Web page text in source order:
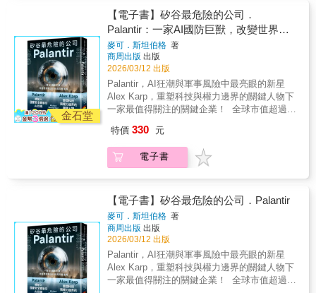
的基本判讀能力。同時在碎片化的娛樂世界
中，重新思考時間如何分配、錢要花在哪裡。
▍專文推薦陳子軒｜體育大學體育研究所教授
▍掌握趨勢好評NeKo嗚喵｜說書人文森說書｜
YouTuber朱楚文｜科技主播、主持人林旻毅｜
Min投資說書小棧翁煌德｜FB粉絲專頁「無影
無蹤」管中祥｜中正大學傳播學系教授愛瑞克
｜《內在原力》作者龍貓大王｜影評劉奕酉｜
暨執行長 ◆◆◆◆◆◆◆◆◆我們不再只是觀
眾，我們是數據的一部分、是訂閱模型的一
環，是注意力市場中的角色（跑龍套還是主角
則取決於
這個時代不再屬於頻道，而是屬於平台；不再
時代◆◆◆◆◆◆◆◆◆
球產業分析師；喬希．博森（The Josh Bersin
Company）的創辦人無論人工智慧、人口結構
變遷或員工期望的急劇變化，多方力量正在改
變就業、職涯和工作。本書引人入勝，探討了
這項新秩序並描繪令人興奮的未來願景。──湯
瑪斯．查莫洛─普雷謬齊克[W1.1]（Tomas
Chamorro-Premuzic），倫敦大學學院
（University College London）和哥倫比亞大學
（Columbia University）商業心理學教授，著
有《我是人》（I, Human）這本書言之鑿鑿，
抱分散式彈性工作環境。對於渴望駕馭這些創
新力量、重新定義現代工作意義的領導者和專
業人士來說，這是一本必讀之作。──詹姆斯．
（MetaHub Finance）執行長如果準備改變舊
的人力資源模式並創造人人都能蓬勃發展的職
場，務必要讀本書。這是一種革命性的工作方
法，足以觸動每個人的心弦，打造更人性化、
愉快歡樂和講求效率的組織。 ──克勞德．西爾
弗（Claude Silver），VaynerX的心理長
（Chief Heart Officer）
艾蜜莉．貝克懷特，根據她過去身為執業律師
且多年追蹤報導TikTok抖音的經驗，訪談了超
過150位知情人士、蒐羅超過80份內部會議錄音
與文件紀錄，寫出這本結合傳記文學筆法與豐
富實證資料的報導作品。藉由本書，讀者將能
深入認識TikTok抖音團隊與其所處的政治環
境，他們如何設計出具有強大吸引力的演算
法、如何布局全球戰略，又是如何在中國與美
球無數使用者的重要決策。我們正處在生成式
AI稱霸的關鍵時代，身邊充滿大量使用TikTok
抖音的年輕世代。即便是堅決不用TikTok抖音
的人，也得理解這個平台的個性與特質，它的
前進。
時代生存與創富行動指南。AI 沒有靈魂，沒有
審美，也沒有野心。但你有。當你理解科技規
律、掌握提問能力、建立變現思維，AI 不再是
威脅，而是你最強的槓桿。未來不屬於最強的
人，而屬於最懂AI、最會整合資源、最快行動
的人。現在，就從這本書開始，為你的下一個
十年，建立真正的複利優勢。未來的世界只剩
下兩種人：一種是懂得「叫AI做事」的人，另
一種是「被AI追著跑」的人。當「摩爾定律」
不再只是實驗室裡的硬體數據，而是演變成一
更強的電腦，而是更精準的變現思維。很多人
擔心AI會像電影般反撲人類，但現實中的「反
撲」早已悄然發生——它化身為每天都在進
還在用「昨日經驗」處理「今日工作」的人。
這種跟不上時代的落差，正是現代人「職場焦
慮」的核心。本書不談深奧的程式碼，也不談
虛幻的科技夢，而是透過三大維度，帶你從
「看懂局勢」、「駕馭工具」到最後的「實戰
變現」：摩爾定律 (Moore’s Law) —— 洞悉科
技狂飆的發動機揭開科技為何翻倍成長的祕
金石堂
【電子書】矽谷最危險的公司．
Palantir：一家AI國防巨獸，改變世界權
力分布與科技走向
麥可．斯坦伯格 著
商周出版 出版
2026/03/12 出版
Palantir，AI狂潮與軍事風險中最亮眼的新星
Alex Karp，重塑科技與權力邊界的關鍵人物下
一家最值得關注的關鍵企業！ 全球市值超過
分析能力 AI驅動 × 長期國防合約，成長預期極
高 應用橫跨軍事、金融、醫療、能源、製造、
物流 核心技術正重塑全球權力結構
序，從傳聞中擊斃賓拉登的幕後推手，到阿富
汗撤離行動中挽救125,000性命，它徹底證明
──軟體足以左右人類生死。Palantir的影響力包
括： •防疫與救援：在新冠肺炎疫情期間，
協助美、英兩國追蹤病毒並配送疫苗；強化了
世界糧食計畫署（WFP）的供應鏈，間接協助
其榮獲諾貝爾和平獎。•產業創新：讓空中巴士
縮短了A350飛機的生產瓶頸，並協助英國石油
特價 330 元
電子書
【電子書】矽谷最危險的公司．Palantir
麥可．斯坦伯格 著
商周出版 出版
2026/03/12 出版
Palantir，AI狂潮與軍事風險中最亮眼的新星
Alex Karp，重塑科技與權力邊界的關鍵人物下
一家最值得關注的關鍵企業！ 全球市值超過